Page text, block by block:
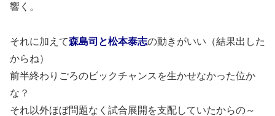
響く。
それに加えて森島司と松本泰志の動きがいい（結果出した
からね）
前半終わりごろのビックチャンスを生かせなかった位か
な？
それ以外ほぼ問題なく試合展開を支配していたからの～